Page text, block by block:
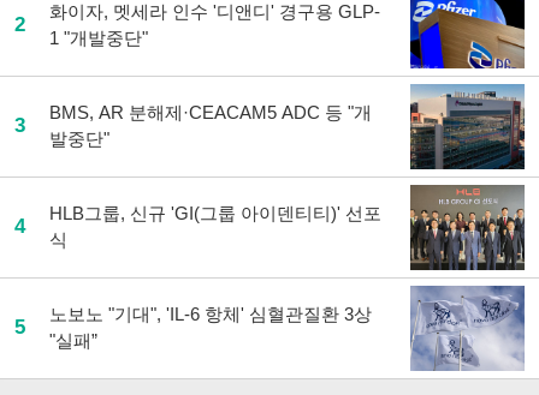
2
화이자, 멧세라 인수 '디앤디' 경구용 GLP-
1 "개발중단"
3
BMS, AR 분해제·CEACAM5 ADC 등 "개
발중단"
4
HLB그룹, 신규 'GI(그룹 아이덴티티)' 선포
식
5
노보노 "기대", 'IL-6 항체' 심혈관질환 3상
"실패”